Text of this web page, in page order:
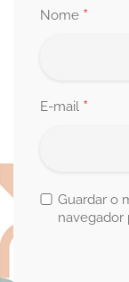
Nome *
E-mail *
Guardar o
navegador